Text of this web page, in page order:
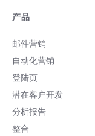
产品
邮件营销
自动化营销
登陆页
潜在客户开发
分析报告
整合